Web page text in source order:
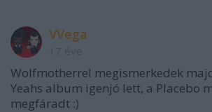
VVega
Wolfmotherrel megismerkedek
Yeahs album igenjó lett, a Placebo
megfáradt :)